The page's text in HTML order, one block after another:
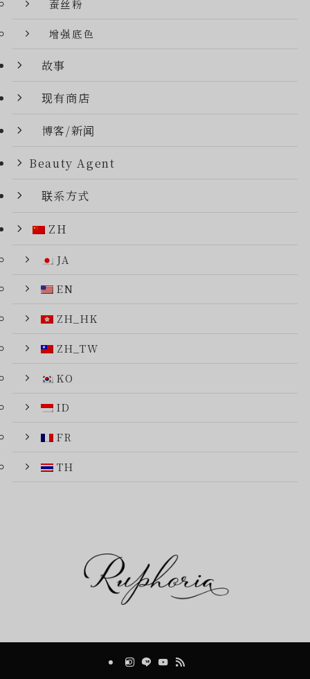
蚕丝粉
增强底色
故事
现有商店
博客/新闻
Beauty Agent
联系方式
ZH
JA
EN
ZH_HK
ZH_TW
KO
ID
FR
TH